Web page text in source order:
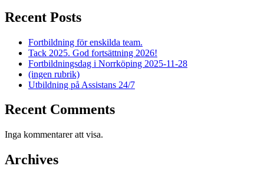
Recent Posts
Fortbildning för enskilda team.
Tack 2025. God fortsättning 2026!
Fortbildningsdag i Norrköping 2025-11-28
(ingen rubrik)
Utbildning på Assistans 24/7
Recent Comments
Inga kommentarer att visa.
Archives